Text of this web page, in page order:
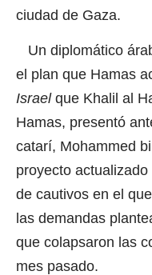
ciudad de Gaza.
Un diplomático
el plan que Hamas
Israelque Khalil al
Hamas, presentó
catarí, Mohammed
proyecto
de cautivos en el
las demandas
que colapsaron las
mes pasado.